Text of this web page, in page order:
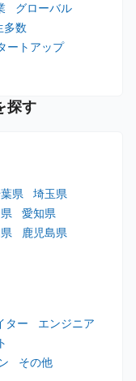
グローバル
多数
ートアップ
探す
県
埼玉県
愛知県
鹿児島県
ター
エンジニア
その他